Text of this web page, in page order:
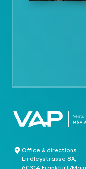
Office & directions:
Lindleystrasse 8A,